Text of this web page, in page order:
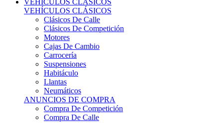
KARTING
Karts Completos Alevín
Karts Completos Cadete
Karts Completos Junior
Karts Completos Senior
Superkart
Karts Completos Hobbye
Remolques
PIEZAS Y EQUIPACIONES
Mecanica
Chasis Y Repuestos
Frenos
Llantas